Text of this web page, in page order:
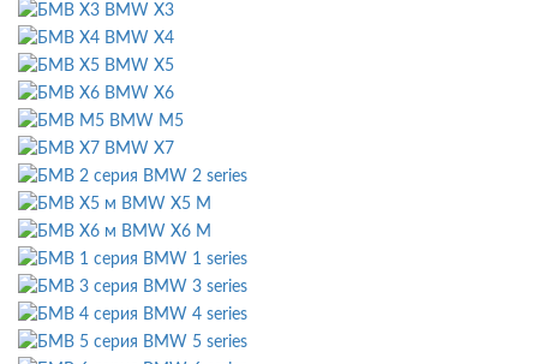
BMW X3
BMW X4
BMW X5
BMW X6
BMW M5
BMW X7
BMW 2 series
BMW X5 M
BMW X6 M
BMW 1 series
BMW 3 series
BMW 4 series
BMW 5 series